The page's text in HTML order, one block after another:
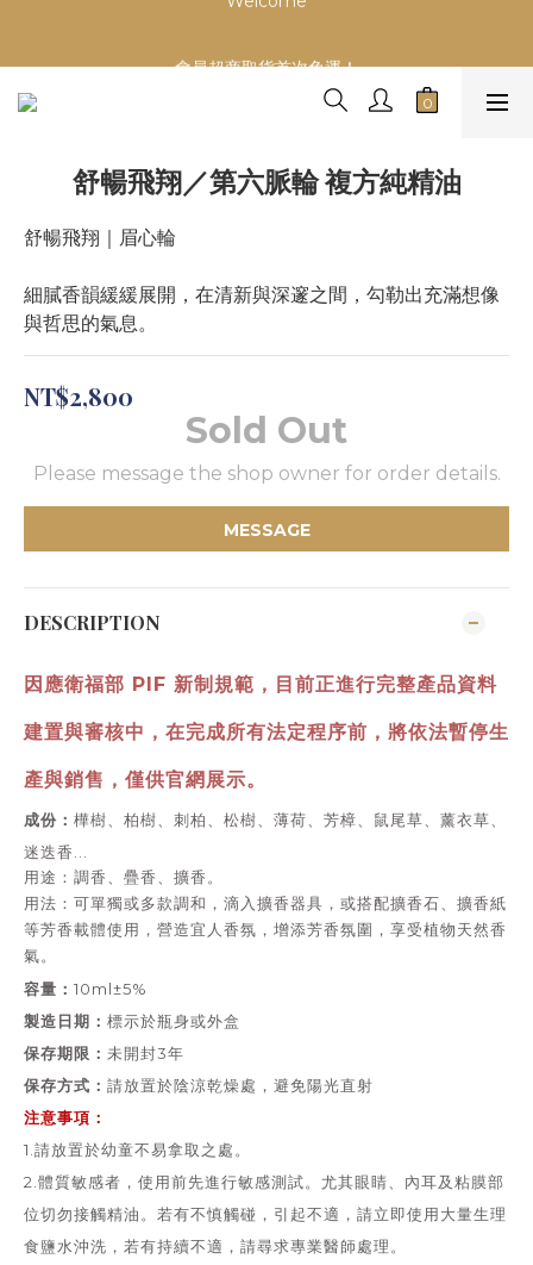
會員超商取貨首次免運！
慶祝！網路門市開幕～加入會員首次購物滿999即升等VIP會員
Welcome
舒暢飛翔／第六脈輪 複方純精油
舒暢飛翔｜眉心輪
細膩香韻緩緩展開，在清新與深邃之間，勾勒出充滿想像
與哲思的氣息。
NT$2,800
Sold Out
Please message the shop owner for order details.
MESSAGE
DESCRIPTION
因應衛福部 PIF 新制規範，目前正進行完整產品資料
建置與審核中， 在完成所有法定程序前，將依法暫停生
產與銷售，僅供官網展示。
成份： 樺樹、柏樹、刺柏、松樹、薄荷、芳樟、鼠尾草、薰衣草、
迷迭香...
用途： 調香、疊香、擴香。
用法： 可單獨或多款調和，滴入擴香器具，或搭配擴香石、擴香紙
等芳香載體使用，營造宜人香氛，增添芳香氛圍，享受植物天然香
氣。
容量： 10ml±5%
製造日期： 標示於瓶身或外盒
保存期限： 未開封3年
保存方式： 請放置於陰涼乾燥處，避免陽光直射
注意事項：
1.請放置於幼童不易拿取之處。
2.體質敏感者，使用前先進行敏感測試。尤其眼睛、內耳及粘膜部
位切勿接觸精油。若有不慎觸碰，引起不適，請立即使用大量生理
食鹽水沖洗，若有持續不適，請尋求專業醫師處理。